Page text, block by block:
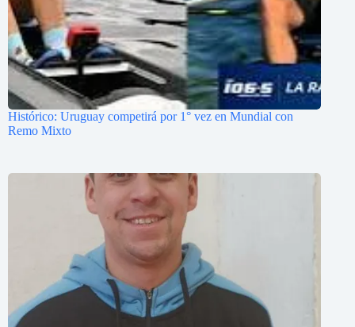
Histórico: Uruguay competirá por 1° vez en Mundial con
Remo Mixto